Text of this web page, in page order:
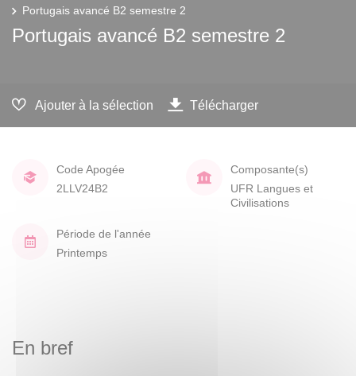
Portugais avancé B2 semestre 2
Portugais avancé B2 semestre 2
Ajouter à la sélection Télécharger
Code Apogée
2LLV24B2
Composante(s)
UFR Langues et
Civilisations
Période de l'année
Printemps
En bref